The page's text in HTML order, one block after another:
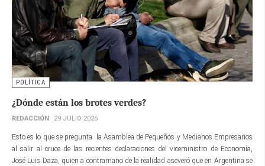
POLÍTICA
¿Dónde están los brotes verdes?
REDACCIÓN 29 JULIO 2026
Esto es lo que se pregunta la Asamblea de Pequeños y Medianos Empresarios
al salir al cruce de las recientes declaraciones del viceministro de Economía,
José Luis Daza, quien a contramano de la realidad aseveró que en Argentina se